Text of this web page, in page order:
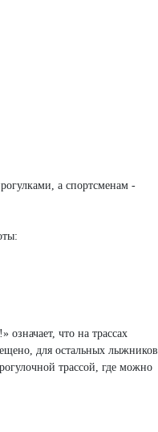
а спортсменам -
что на трассах
для остальных лыжников
трассой, где можно